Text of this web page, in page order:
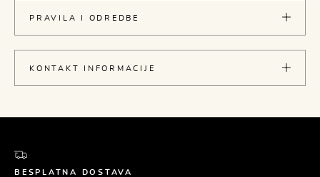
PRAVILA I ODREDBE
KONTAKT INFORMACIJE
BESPLATNA DOSTAVA